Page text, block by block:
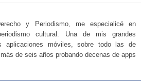
y Periodismo, me especialicé en
cultural. Una de mis grandes
aplicaciones móviles, sobre todo las de
de seis años probando decenas de apps